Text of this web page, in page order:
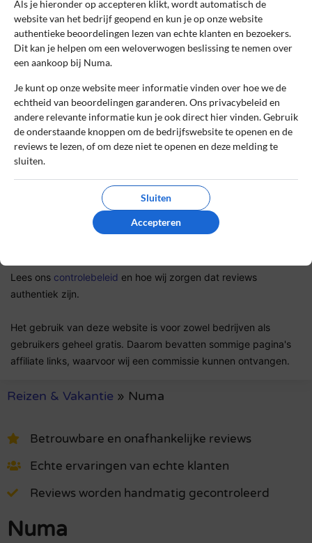
De review *
Ik ga akkoord met de gebruikersvoorwaarden en het
privacybeleid door deze review te plaatsen. Ik verklaar ook dat
Lees ons controlebeleid en hoe wij zorgen dat reviews
authentiek zijn.
Het gebruik van deze website is voor zowel bedrijven als
gebruikers geheel gratis. Daarom bevatten sommige pagina's
affiliate links, waarvoor wij een commissie kunnen ontvangen.
Reizen & Vakantie » Numa
Betrouwbare en onafhankelijke reviews
Echte ervaringen van echte klanten
Reviews worden handmatig gecontroleerd
Numa
Als je hieronder op accepteren klikt, wordt automatisch de
website van het bedrijf geopend en kun je op onze website
authentieke beoordelingen lezen van echte klanten en bezoekers.
Dit kan je helpen om een weloverwogen beslissing te nemen over
een aankoop bij Numa.
Je kunt op onze website meer informatie vinden over hoe we de
echtheid van beoordelingen garanderen. Ons privacybeleid en
andere relevante informatie kun je ook direct hier vinden. Gebruik
de onderstaande knoppen om de bedrijfswebsite te openen en de
reviews te lezen, of om deze niet te openen en deze melding te
sluiten.
Sluiten
Accepteren